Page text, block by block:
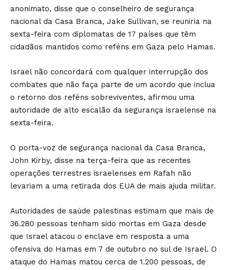
anonimato, disse que o conselheiro de segurança
nacional da Casa Branca, Jake Sullivan, se reuniria na
sexta-feira com diplomatas de 17 países que têm
cidadãos mantidos como reféns em Gaza pelo Hamas.
Israel não concordará com qualquer interrupção dos
combates que não faça parte de um acordo que inclua
o retorno dos reféns sobreviventes, afirmou uma
autoridade de alto escalão da segurança israelense na
sexta-feira.
O porta-voz de segurança nacional da Casa Branca,
John Kirby, disse na terça-feira que as recentes
operações terrestres israelenses em Rafah não
levariam a uma retirada dos EUA de mais ajuda militar.
Autoridades de saúde palestinas estimam que mais de
36.280 pessoas tenham sido mortas em Gaza desde
que Israel atacou o enclave em resposta a uma
ofensiva do Hamas em 7 de outubro no sul de Israel. O
ataque do Hamas matou cerca de 1.200 pessoas, de